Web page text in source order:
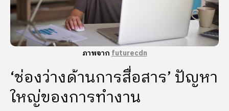
ภาพจากfuturecdn
‘ช่องว่างด้านการสื่อสาร’ ปัญหา
ใหญ่ของการทำงาน